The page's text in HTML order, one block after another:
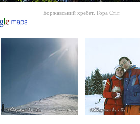
Боржавський хребет. Гора Стіг.